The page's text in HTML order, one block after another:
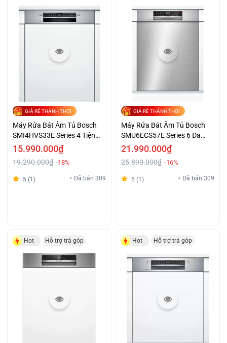
GIÁ RẺ THẢNH THƠI
Máy Rửa Bát Âm Tủ Bosch
SMI4HVS33E Series 4 Tiện
Lợi Giá Ưu Đãi
15.990.000₫
19.290.000₫ -18%
5 (1) Đã bán 309
GIÁ RẺ THẢNH THƠI
Máy Rửa Bát Âm Tủ Bosch
SMU6ECS57E Series 6 Đa
Năng Giá Tốt
21.990.000₫
25.890.000₫ -16%
5 (1) Đã bán 309
Hot Hỗ trợ trả góp Hot Hỗ trợ trả góp